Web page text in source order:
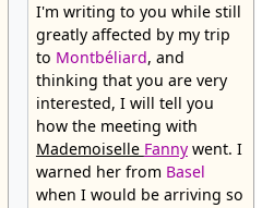
I'm writing to you while still
greatly affected by my trip
to Montbéliard, and
thinking that you are very
interested, I will tell you
how the meeting with
Mademoiselle Fannywent. I
warned her from Basel
when I would be arriving so